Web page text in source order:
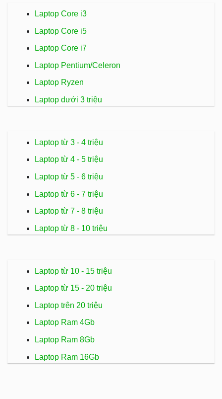
Laptop Core i3
Laptop Core i5
Laptop Core i7
Laptop Pentium/Celeron
Laptop Ryzen
Laptop dưới 3 triệu
Laptop từ 3 - 4 triệu
Laptop từ 4 - 5 triệu
Laptop từ 5 - 6 triệu
Laptop từ 6 - 7 triệu
Laptop từ 7 - 8 triệu
Laptop từ 8 - 10 triệu
Laptop từ 10 - 15 triệu
Laptop từ 15 - 20 triệu
Laptop trên 20 triệu
Laptop Ram 4Gb
Laptop Ram 8Gb
Laptop Ram 16Gb